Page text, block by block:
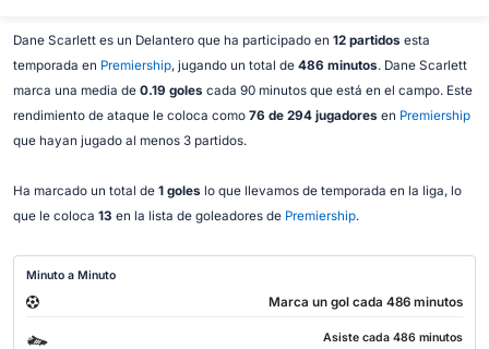
Dane Scarlett es un Delantero que ha participado en 12 partidos esta
temporada en Premiership, jugando un total de 486 minutos. Dane Scarlett
marca una media de 0.19 goles cada 90 minutos que está en el campo. Este
rendimiento de ataque le coloca como 76 de 294 jugadores en Premiership
que hayan jugado al menos 3 partidos.
Ha marcado un total de 1 goles lo que llevamos de temporada en la liga, lo
que le coloca 13 en la lista de goleadores de Premiership.
Minuto a Minuto
Marca un gol cada 486 minutos
Asiste cada 486 minutos